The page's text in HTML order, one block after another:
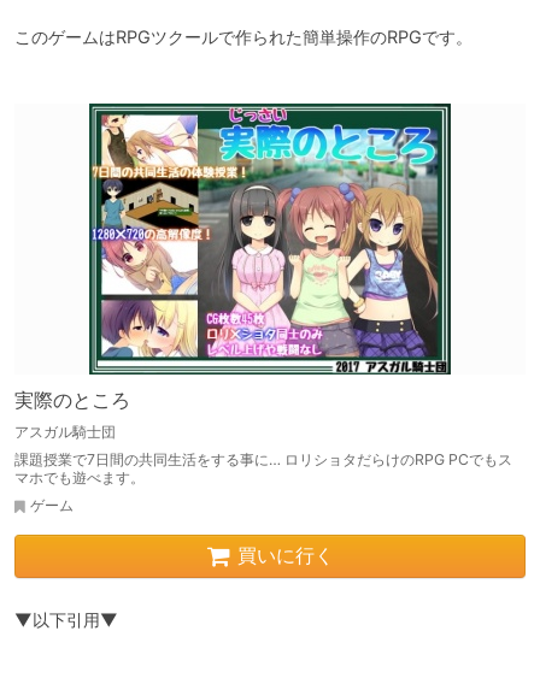
このゲームはRPGツクールで作られた簡単操作のRPGです。
実際のところ
アスガル騎士団
課題授業で7日間の共同生活をする事に… ロリショタだらけのRPG PCでもス
マホでも遊べます。
ゲーム
買いに行く
▼以下引用▼